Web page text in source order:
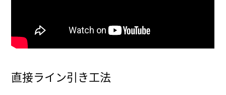
直接ライン引き工法